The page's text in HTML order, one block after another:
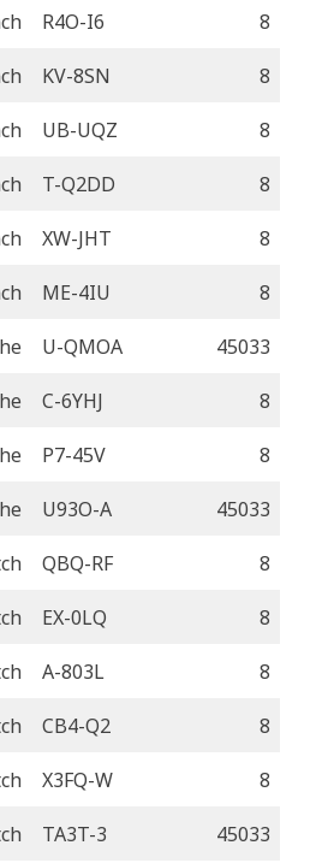
R4O-I6 8
KV-8SN 8
UB-UQZ 8
T-Q2DD 8
XW-JHT 8
ME-4IU 8
U-QMOA 45033
C-6YHJ 8
P7-45V 8
U93O-A 45033
QBQ-RF 8
EX-0LQ 8
A-803L 8
CB4-Q2 8
X3FQ-W 8
TA3T-3 45033